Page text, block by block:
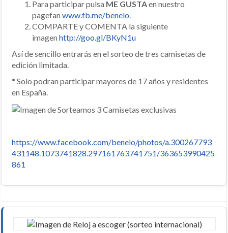
Para participar pulsa ME GUSTAen nuestro
pagefan www.fb.me/benelo.
COMPARTE y COMENTA la siguiente
imagen http://goo.gl/BKyN1u
Así de sencillo entrarás en el sorteo de tres camisetas de
edición limitada.
* Solo podran participar mayores de 17 años y residentes
en España.
https://www.facebook.com/benelo/photos/a.300267793
431148.1073741828.297161763741751/363653990425
861